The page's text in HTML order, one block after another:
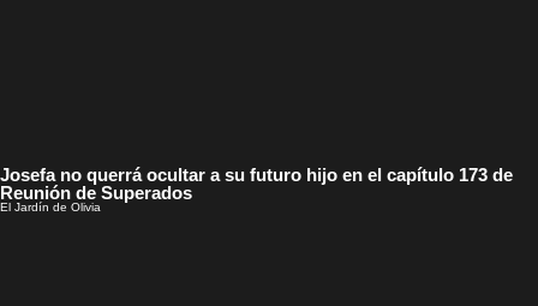
Josefa no querrá ocultar a su futuro hijo en el capítulo 173 de
Reunión de Superados
El Jardín de Olivia